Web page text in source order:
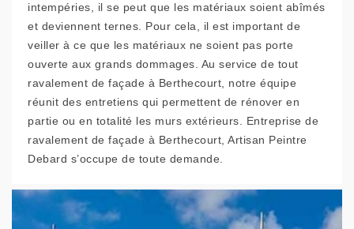
intempéries, il se peut que les matériaux soient abîmés
et deviennent ternes. Pour cela, il est important de
veiller à ce que les matériaux ne soient pas porte
ouverte aux grands dommages. Au service de tout
ravalement de façade à Berthecourt, notre équipe
réunit des entretiens qui permettent de rénover en
partie ou en totalité les murs extérieurs. Entreprise de
ravalement de façade à Berthecourt, Artisan Peintre
Debard s’occupe de toute demande.